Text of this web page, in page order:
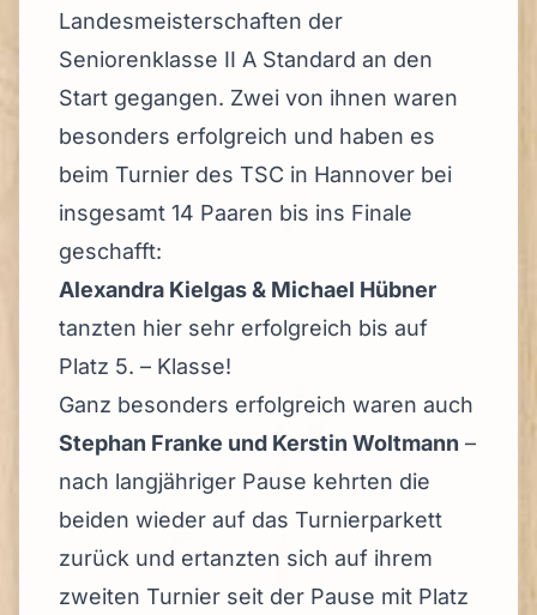
Landesmeisterschaften der
Seniorenklasse II A Standard an den
Start gegangen. Zwei von ihnen waren
besonders erfolgreich und haben es
beim Turnier des TSC in Hannover bei
insgesamt 14 Paaren bis ins Finale
geschafft:
Alexandra Kielgas & Michael Hübner
tanzten hier sehr erfolgreich bis auf
Platz 5. – Klasse!
Ganz besonders erfolgreich waren auch
Stephan Franke und Kerstin Woltmann –
nach langjähriger Pause kehrten die
beiden wieder auf das Turnierparkett
zurück und ertanzten sich auf ihrem
zweiten Turnier seit der Pause mit Platz